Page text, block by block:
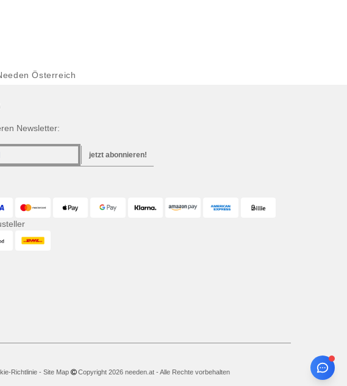
Österreich
Newsletter:
jetzt abonnieren!
Richtlinie- Site Map Copyright 2026 needen.at - Alle Rechte vorbehalten